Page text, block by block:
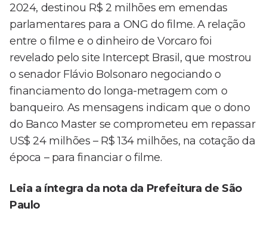
2024, destinou R$ 2 milhões em emendas
parlamentares para a ONG do filme. A relação
entre o filme e o dinheiro de Vorcaro foi
revelado pelo site Intercept Brasil, que mostrou
o senador Flávio Bolsonaro negociando o
financiamento do longa-metragem com o
banqueiro. As mensagens indicam que o dono
do Banco Master se comprometeu em repassar
US$ 24 milhões – R$ 134 milhões, na cotação da
época – para financiar o filme.
Leia a íntegra da nota da Prefeitura de São
Paulo